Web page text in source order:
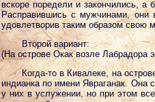
вскоре поредели и закончились,
Расправившись с мужчинами,
удовлетворив таким образом свою
Второй вариант:
(На острове Окак возле Лабрадора
Когда-то в Кивалеке, на
индианка по имени Явраганак.
у них в услужении, но при этом